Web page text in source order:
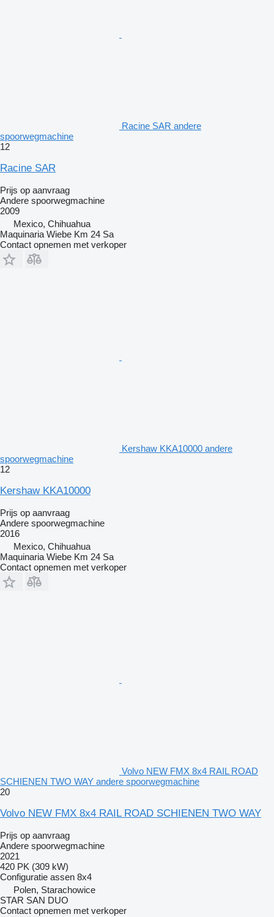
Racine SAR andere
spoorwegmachine
12
Racine SAR
Prijs op aanvraag
Andere spoorwegmachine
2009
Mexico, Chihuahua
Maquinaria Wiebe Km 24 Sa
Contact opnemen met verkoper
Kershaw KKA10000 andere
spoorwegmachine
12
Kershaw KKA10000
Prijs op aanvraag
Andere spoorwegmachine
2016
Mexico, Chihuahua
Maquinaria Wiebe Km 24 Sa
Contact opnemen met verkoper
Volvo NEW FMX 8x4 RAIL ROAD
SCHIENEN TWO WAY andere spoorwegmachine
20
Volvo NEW FMX 8x4 RAIL ROAD SCHIENEN TWO WAY
Prijs op aanvraag
Andere spoorwegmachine
2021
420 PK (309 kW)
Configuratie assen 8x4
Polen, Starachowice
STAR SAN DUO
Contact opnemen met verkoper